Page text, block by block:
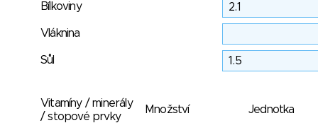
Bílkoviny
Vláknina
Sůl
Vitamíny / minerály
/ stopové prvky
Množství Jednotka